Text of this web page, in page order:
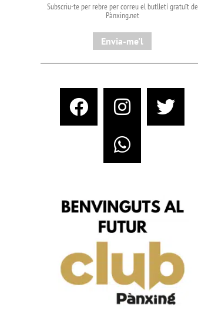
Subscriu-te per rebre per correu el butlletí gratuït de
Pànxing.net​
Envia-me'l